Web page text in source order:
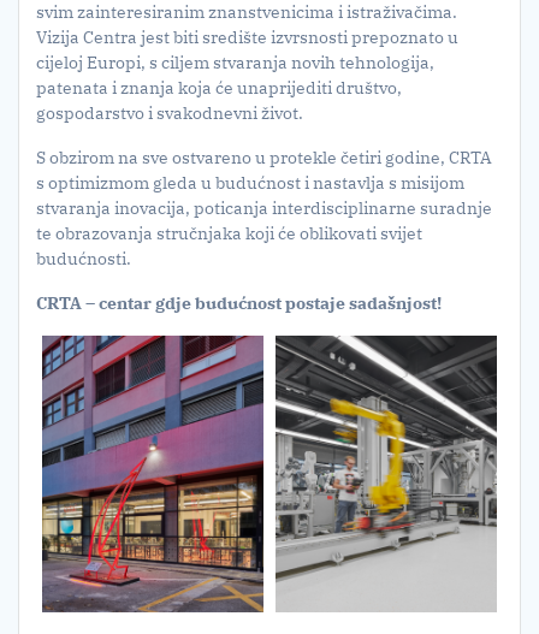
svim zainteresiranim znanstvenicima i istraživačima.
Vizija Centra jest biti središte izvrsnosti prepoznato u
cijeloj Europi, s ciljem stvaranja novih tehnologija,
patenata i znanja koja će unaprijediti društvo,
gospodarstvo i svakodnevni život.
S obzirom na sve ostvareno u protekle četiri godine, CRTA
s optimizmom gleda u budućnost i nastavlja s misijom
stvaranja inovacija, poticanja interdisciplinarne suradnje
te obrazovanja stručnjaka koji će oblikovati svijet
budućnosti.
CRTA – centar gdje budućnost postaje sadašnjost!